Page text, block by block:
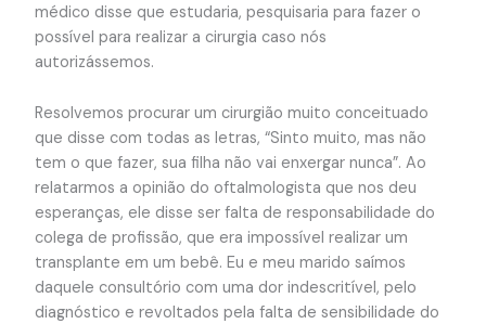
médico disse que estudaria, pesquisaria para fazer o
possível para realizar a cirurgia caso nós
autorizássemos.
Resolvemos procurar um cirurgião muito conceituado
que disse com todas as letras, “Sinto muito, mas não
tem o que fazer, sua filha não vai enxergar nunca”. Ao
relatarmos a opinião do oftalmologista que nos deu
esperanças, ele disse ser falta de responsabilidade do
colega de profissão, que era impossível realizar um
transplante em um bebê. Eu e meu marido saímos
daquele consultório com uma dor indescritível, pelo
diagnóstico e revoltados pela falta de sensibilidade do